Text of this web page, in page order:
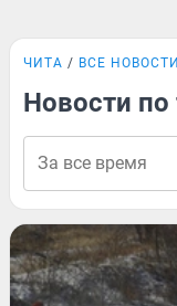
ЧИТА ВСЕ НОВОСТИ
Новости по